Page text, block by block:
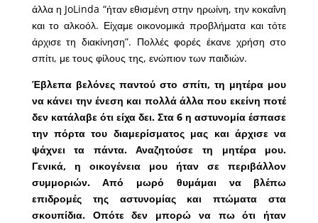
άλλα η JoLinda “ήταν εθισμένη στην ηρωίνη, την κοκαΐνη
και το αλκοόλ. Είχαμε οικονομικά προβλήματα και τότε
άρχισε τη διακίνηση”. Πολλές φορές έκανε χρήση στο
σπίτι, με τους φίλους της, ενώπιον των παιδιών.
Έβλεπα βελόνες παντού στο σπίτι, τη μητέρα μου
να κάνει την ένεση και πολλά άλλα που εκείνη ποτέ
δεν κατάλαβε ότι είχα δει. Στα 6 η αστυνομία έσπασε
την πόρτα του διαμερίσματος μας και άρχισε να
ψάχνει τα πάντα. Αναζητούσε τη μητέρα μου.
Γενικά, η οικογένεια μου ήταν σε περιβάλλον
συμμοριών. Από μωρό θυμάμαι να βλέπω
επιδρομές της αστυνομίας και πτώματα στα
σκουπίδια. Οπότε δεν μπορώ να πω ότι ήταν